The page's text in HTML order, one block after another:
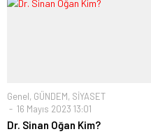
Genel, GÜNDEM, SİYASET
16 Mayıs 2023 13:01
Dr. Sinan Oğan Kim?